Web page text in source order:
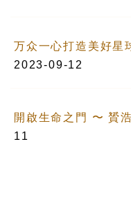
万众一心打造美好星
2023-09-12
開啟生命之門 〜 贇
11